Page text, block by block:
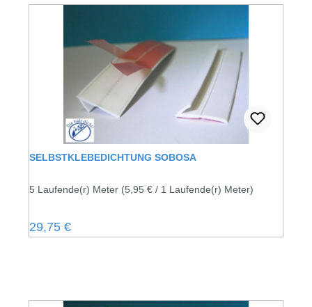
SELBSTKLEBEDICHTUNG SOBOSA
5 Laufende(r) Meter (5,95 € / 1 Laufende(r) Meter)
Regulärer Preis:
29,75 €